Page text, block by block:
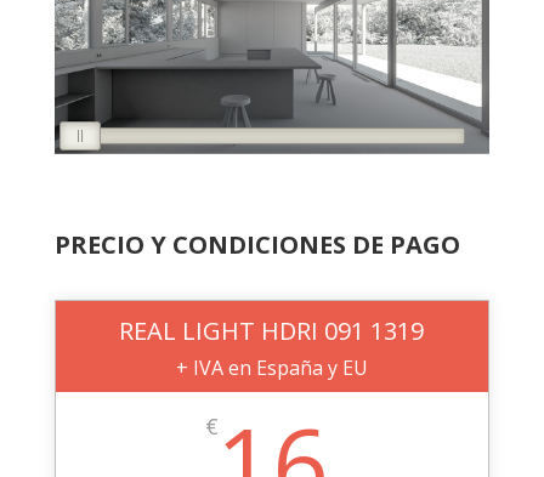
PRECIO Y CONDICIONES DE PAGO
REAL LIGHT HDRI 091 1319
+ IVA en España y EU
€